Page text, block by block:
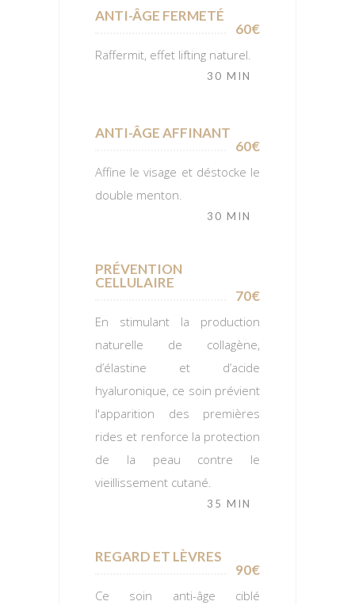
ANTI-ÂGE FERMETÉ
60€
Raffermit, effet lifting naturel.
30 MIN
ANTI-ÂGE AFFINANT
60€
Affine le visage et déstocke le
double menton.
30 MIN
PRÉVENTION
CELLULAIRE
70€
En stimulant la production
naturelle de collagène,
d’élastine et d’acide
hyaluronique, ce soin prévient
l'apparition des premières
rides et renforce la protection
de la peau contre le
vieillissement cutané.
35 MIN
REGARD ET LÈVRES
90€
Ce soin anti-âge ciblé